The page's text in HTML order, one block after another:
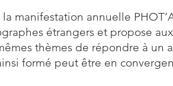
manifestation annuelle
étrangers et propose
thèmes de répondre à un
formé peut être en